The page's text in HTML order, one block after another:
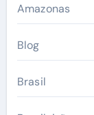
Amazonas
Blog
Brasil